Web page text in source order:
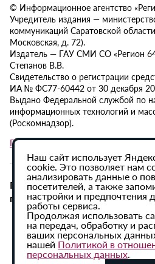
© Информационное агентство
Учредитель издания —
коммуникаций Саратовской
Московская, д. 72).
Издатель — ГАУ СМИ СО «Регион
Степанов В.В.
Свидетельство о регистрации
ИА № ФС77-60442 от 30 декабря
Выдано Федеральной службой по
информационных технологий и
(Роскомнадзор).
Политика в отношении обработки
При использовании материалов
гиперссылка на ИА «Регион
Наш сайт использует
cookie. Это позволяет нам
анализировать данные о
посетителей, а также
настройки и предпочтения
работы сервиса.
Продолжая использовать
на передач, обработку и
ваших персональных
нашей Политикой в
персональных данных.